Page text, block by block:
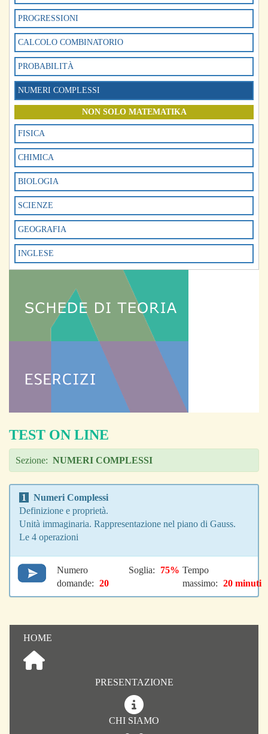
PROGRESSIONI
CALCOLO COMBINATORIO
PROBABILITÀ
NUMERI COMPLESSI
NON SOLO MATEMATIKA
FISICA
CHIMICA
BIOLOGIA
SCIENZE
GEOGRAFIA
INGLESE
TEST ON LINE
Sezione: NUMERI COMPLESSI
1
Numeri Complessi
Definizione e proprietà.
Unità immaginaria. Rappresentazione nel piano di Gauss.
Le 4 operazioni
Numero
domande: 20
Soglia: 75% Tempo
massimo: 20 minuti
HOME
PRESENTAZIONE
CHI SIAMO